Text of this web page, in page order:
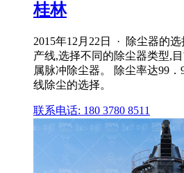
桂林
2015年12月22日 · 除尘器的
产线,选择不同的除尘器类型,
属脉冲除尘器。 除尘率达99
线除尘的选择。
联系电话: 180 3780 8511